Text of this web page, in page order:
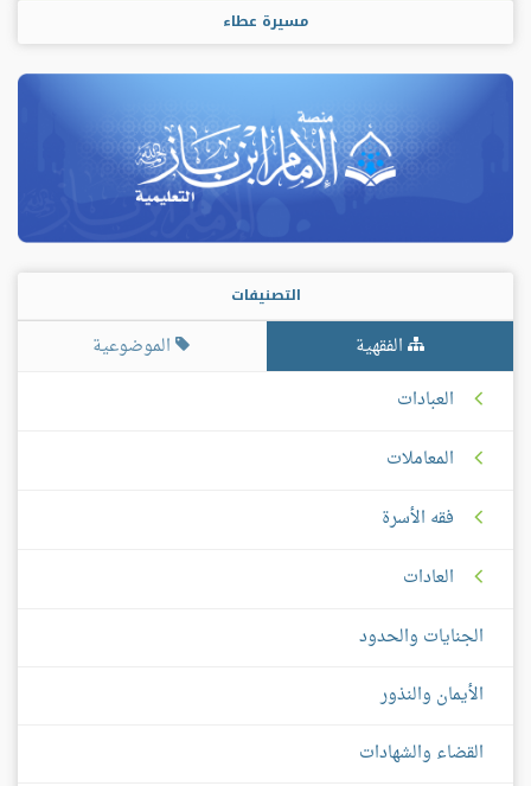
مسيرة عطاء
التصنيفات
الفقهية
الموضوعية
العبادات
المعاملات
فقه الأسرة
العادات
الجنايات والحدود
الأيمان والنذور
القضاء والشهادات